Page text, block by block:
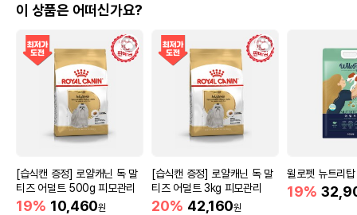
이 상품은 어떠신가요?
[습식캔 증정] 로얄캐닌 독 말
티즈 어덜트 500g 피모관리
19% 10,460원
[습식캔 증정] 로얄캐닌 독 말
티즈 어덜트 3kg 피모관리
20% 42,160원
윌로펫 뉴트리
19%